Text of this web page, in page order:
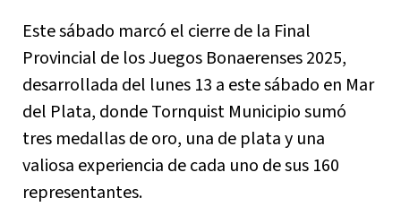
Este sábado marcó el cierre de la Final
Provincial de los Juegos Bonaerenses 2025,
desarrollada del lunes 13 a este sábado en Mar
del Plata, donde Tornquist Municipio sumó
tres medallas de oro, una de plata y una
valiosa experiencia de cada uno de sus 160
representantes.